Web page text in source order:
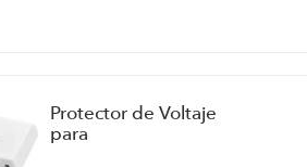
Protector de Voltaje
para